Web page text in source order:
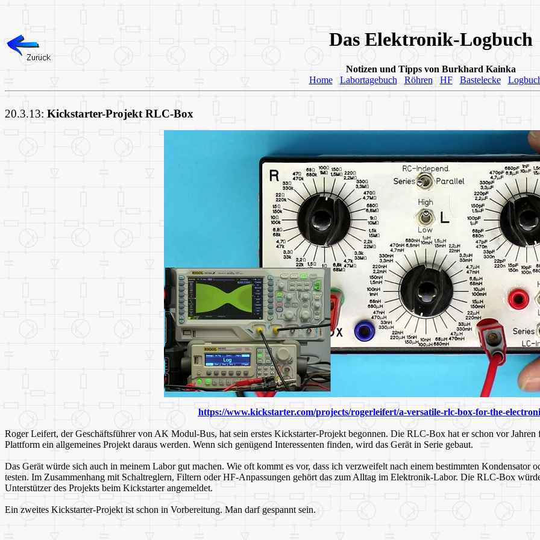
Das Elektronik-Logbuch
Notizen und Tipps von Burkhard Kainka
Home
Labortagebuch Röhren HF Bastelecke
20.3.13: Kickstarter-Projekt RLC-Box
https://www.kickstarter.com/projects/rogerleifert/a-versatile-rlc-box-for-the-
Roger Leifert, der Geschäftsführer von AK Modul-Bus, hat sein erstes Kickstarter-Projekt begonnen. Die RLC-Box hat er schon vor
Plattform ein allgemeines Projekt daraus werden. Wenn sich genügend Interessenten finden, wird das Gerät in Serie gebaut.
Das Gerät würde sich auch in meinem Labor gut machen. Wie oft kommt es vor, dass ich verzweifelt nach einem bestimmten Kondensator
testen. Im Zusammenhang mit Schaltreglern, Filtern oder HF-Anpassungen gehört das zum Alltag im Elektronik-Labor. Die RLC-Box
Unterstützer des Projekts beim Kickstarter angemeldet.
Ein zweites Kickstarter-Projekt ist schon in Vorbereitung. Man darf gespannt sein.